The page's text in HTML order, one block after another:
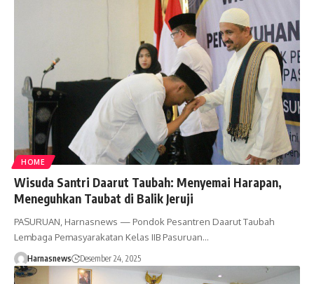
HOME
Wisuda Santri Daarut Taubah: Menyemai Harapan,
Meneguhkan Taubat di Balik Jeruji
PASURUAN, Harnasnews — Pondok Pesantren Daarut Taubah
Lembaga Pemasyarakatan Kelas IIB Pasuruan…
Harnasnews Desember 24, 2025